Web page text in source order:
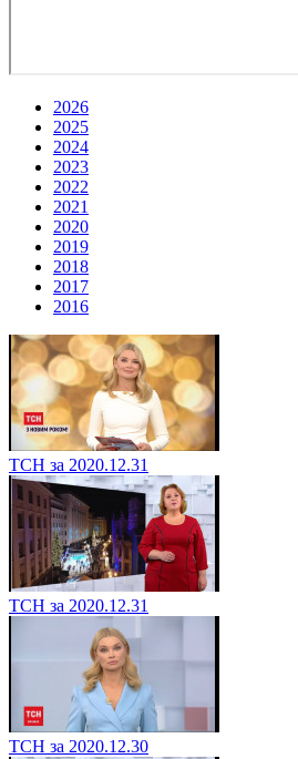
2026
2025
2024
2023
2022
2021
2020
2019
2018
2017
2016
ТСН за 2020.12.31
ТСН за 2020.12.31
ТСН за 2020.12.30